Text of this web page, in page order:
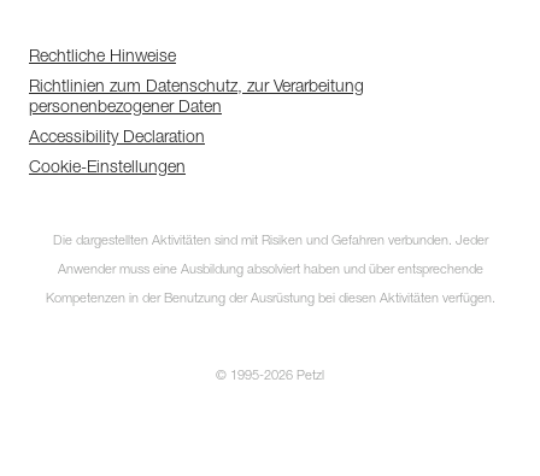
Rechtliche Hinweise
Richtlinien zum Datenschutz, zur Verarbeitung
personenbezogener Daten
Accessibility Declaration
Cookie-Einstellungen
Die dargestellten Aktivitäten sind mit Risiken und Gefahren verbunden. Jeder
Anwender muss eine Ausbildung absolviert haben und über entsprechende
Kompetenzen in der Benutzung der Ausrüstung bei diesen Aktivitäten verfügen.
© 1995-2026 Petzl